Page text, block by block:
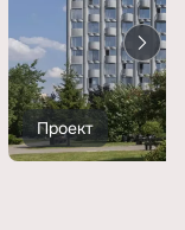
Проект